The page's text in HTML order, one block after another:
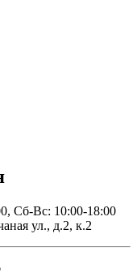
Сб-Вс: 10:00-18:00
ул., д.2, к.2